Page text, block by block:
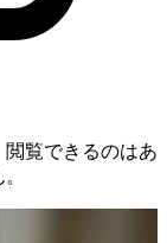
覧できるのはあ